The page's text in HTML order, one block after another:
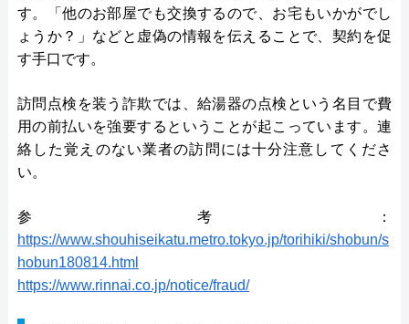
す。「他のお部屋でも交換するので、お宅もいかがでし
ょうか？」などと虚偽の情報を伝えることで、契約を促
す手口です。
訪問点検を装う詐欺では、給湯器の点検という名目で費
用の前払いを強要するということが起こっています。連
絡した覚えのない業者の訪問には十分注意してくださ
い。
参考：
https://www.shouhiseikatu.metro.tokyo.jp/torihiki/shobun/s
hobun180814.html
https://www.rinnai.co.jp/notice/fraud/